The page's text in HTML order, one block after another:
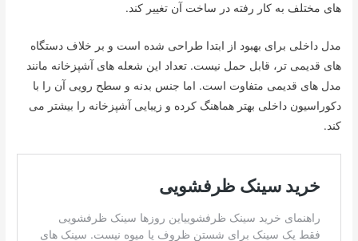
های مختلف به کار رفته در ساخت آن تغییر کند.
مدل داخلی برای بهبود از ابتدا طراحی شده است و بر خلاف دستگاه
های قدیمی تر، قابل حمل نیست. تعداد این شعله های آشپزخانه مانند
مدل های قدیمی متفاوت است. اما جنس بدنه و سطح رویی آن را با
دکوراسیون داخلی بهتر هماهنگ کرده و زیبایی آشپزخانه را بیشتر می
کند.